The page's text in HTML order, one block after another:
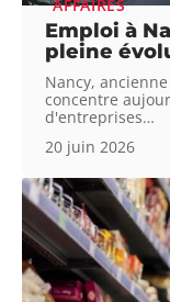
AFFAIRES
Emploi à
pleine
Nancy,
concentre
d'entreprises…
20 juin 2026